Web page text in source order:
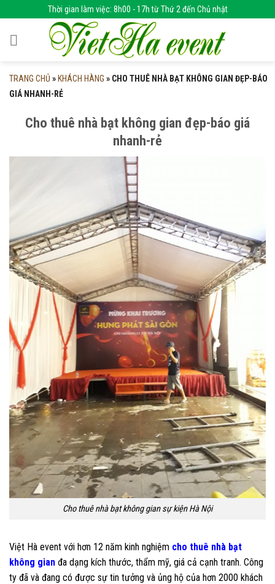
to
content
Thời gian làm việc: 8h00 - 17h từ Thứ 2 đến Chủ nhật
TRANG CHỦ » KHÁCH HÀNG » CHO THUÊ NHÀ BẠT KHÔNG GIAN ĐẸP-BÁO
GIÁ NHANH-RẺ
Cho thuê nhà bạt không gian đẹp-báo giá
nhanh-rẻ
Cho thuê nhà bạt không gian sự kiện Hà Nội
Việt Hà event với hơn 12 năm kinh nghiệm cho thuê nhà bạt
không gian đa dạng kích thước, thẩm mỹ, giá cả cạnh tranh. Công
ty đã và đang có được sự tin tưởng và ủng hộ của hơn 2000 khách